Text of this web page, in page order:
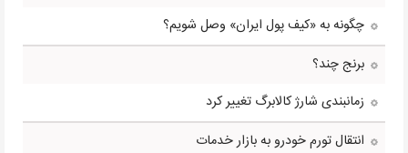
چگونه به «کیف پول ایران» وصل شویم؟
برنج چند؟
زمانبندی شارژ کالابرگ تغییر کرد
انتقال تورم خودرو به بازار خدمات